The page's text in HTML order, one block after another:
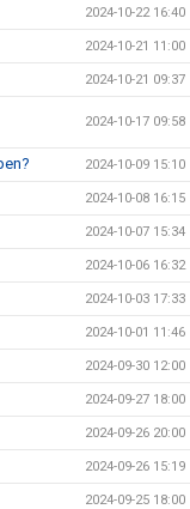
2024-10-22 16:40
2024-10-21 11:00
2024-10-21 09:37
2024-10-17 09:58
2024-10-09 15:10
2024-10-08 16:15
2024-10-07 15:34
2024-10-06 16:32
2024-10-03 17:33
2024-10-01 11:46
2024-09-30 12:00
2024-09-27 18:00
2024-09-26 20:00
2024-09-26 15:19
2024-09-25 18:00